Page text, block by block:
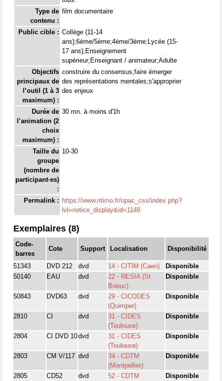
Type de
contenu :
film documentaire
Public cible : Collège (11-14
ans);6ème/5ème;4ème/3ème;Lycée (15-
17 ans);Enseignement
supérieur;Enseignant / animateur;Adulte
Objectifs
principaux de
l’outil (1 à 3
maximum) :
construire du consensus;faire émerger
des représentations mentales;s'approprier
des enjeux
Durée de
l’animation (2
choix
maximum) :
30 mn. à moins d'1h
Taille du
groupe
(nombre de
participant·es)
:
10-30
Permalink : https://www.ritimo.fr/opac_css/index.php?
lvl=notice_display&id=1148
Exemplaires (8)
Code-
barres
Cote Support Localisation Disponibilité
51343 DVD 212 dvd 14 - CITIM (Caen)
Disponible
50140
EAU dvd
22 - RESIA (St
Brieuc)
Disponible
50843 DVD63 dvd
29 - CICODES
(Quimper)
Disponible
2810 CI dvd
31 - CIDES
(Toulouse)
Disponible
2804 CI DVD 10dvd
31 - CIDES
(Toulouse)
Disponible
2803 CM V/117 dvd
34 - CDTM
(Montpellier)
Disponible
2805
CD52
dvd
52 - CDTM
Disponible